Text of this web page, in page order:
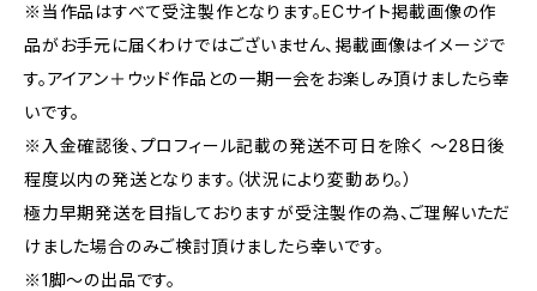
※当作品はすべて受注製作となります。ECサイト掲載画像の作
品がお手元に届くわけではございません、掲載画像はイメージで
す。アイアン＋ウッド作品との一期一会をお楽しみ頂けましたら幸
いです。
※入金確認後、プロフィール記載の発送不可日を除く ～28日後
程度以内の発送となります。（状況により変動あり。）
極力早期発送を目指しておりますが受注製作の為、ご理解いただ
けました場合のみご検討頂けましたら幸いです。
※1脚～の出品です。